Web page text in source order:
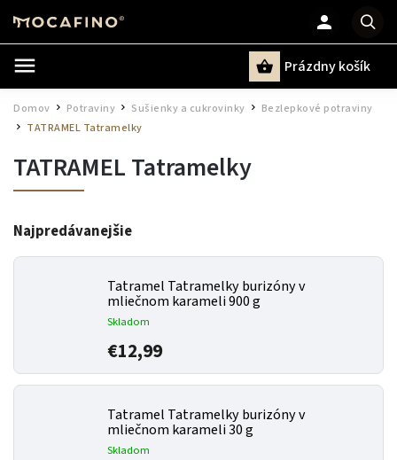
Prázdny košík
Domov Potraviny / Sušienky a cukrovinky
Bezlepkové potraviny
/
TATRAMEL Tatramelky
TATRAMEL Tatramelky
Najpredávanejšie
Tatramel Tatramelky burizóny v
mliečnom karameli 900 g
Skladom
€12,99
Tatramel Tatramelky burizóny v
mliečnom karameli 30 g
Skladom